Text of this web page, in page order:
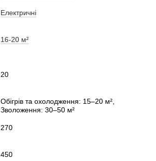
Електричні
16-20 м²
20
Обігрів та охолодження: 15–20 м²,
Зволоження: 30–50 м²
270
450